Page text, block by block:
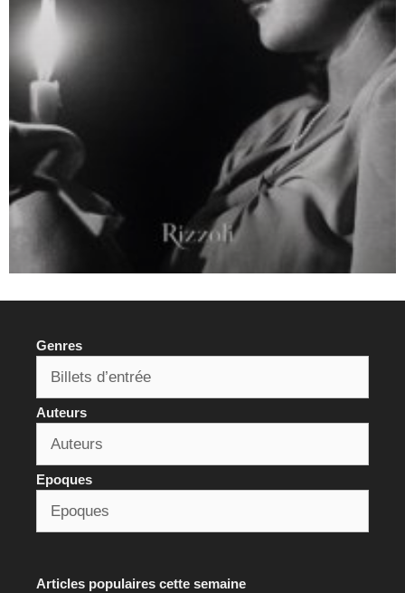
Genres
Auteurs
Epoques
Articles populaires cette semaine